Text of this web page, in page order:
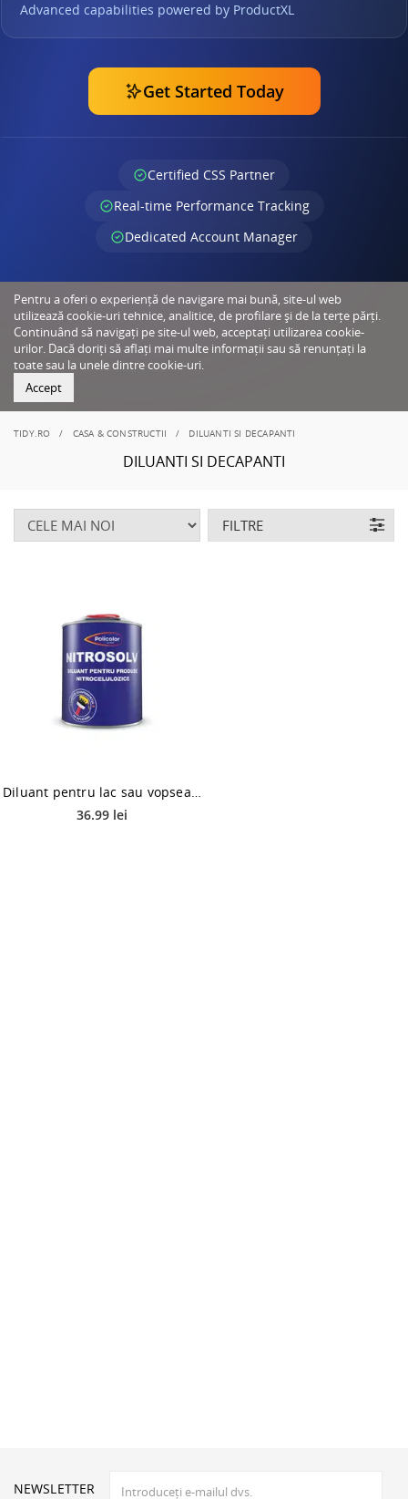
Advanced capabilities powered by ProductXL
Get Started Today
Certified CSS Partner
Real-time Performance Tracking
Dedicated Account Manager
Pentru a oferi o experiență de navigare mai bună, site-ul web
utilizează cookie-uri tehnice, analitice, de profilare și de la terțe părți.
Continuând să navigați pe site-ul web, acceptați utilizarea cookie-
urilor. Dacă doriți să aflați mai multe informații sau să renunțați la
toate sau la unele dintre cookie-uri.
Accept
TIDY.RO CASA & CONSTRUCTII DILUANTI SI DECAPANTI
DILUANTI SI DECAPANTI
FILTRE
36.99 lei
NEWSLETTER